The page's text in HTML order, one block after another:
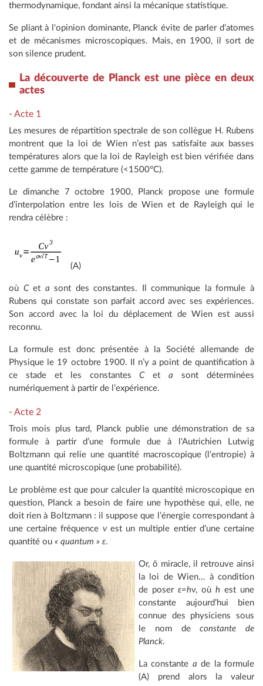
thermodynamique, fondant ainsi la mécanique statistique.
Se pliant à l'opinion dominante, Planck évite de parler d’atomes
et de mécanismes microscopiques. Mais, en 1900, il sort de
son silence prudent.
La découverte de Planck est une pièce en deux
actes
- Acte 1
Les mesures de répartition spectrale de son collègue H. Rubens
montrent que la loi de Wien n’est pas satisfaite aux basses
températures alors que la loi de Rayleigh est bien vérifiée dans
cette gamme de température (<1500°C).
Le dimanche 7 octobre 1900, Planck propose une formule
d’interpolation entre les lois de Wien et de Rayleigh qui le
rendra célèbre :
(A)
où Cet a sont des constantes. Il communique la formule à
Rubens qui constate son parfait accord avec ses expériences.
Son accord avec la loi du déplacement de Wien est aussi
reconnu.
La formule est donc présentée à la Société allemande de
Physique le 19 octobre 1900. Il n’y a point de quantification à
ce stade et les constantesCeta sont déterminées
numériquement à partir de l’expérience.
- Acte 2
Trois mois plus tard, Planck publie une démonstration de sa
formule à partir d’une formule due à l'Autrichien Lutwig
Boltzmann qui relie une quantité macroscopique (l’entropie) à
une quantité microscopique (une probabilité).
Le problème est que pour calculer la quantité microscopique en
question, Planck a besoin de faire une hypothèse qui, elle, ne
doit rien à Boltzmann : il suppose que l’énergie correspondant à
une certaine fréquence νest un multiple entier d’une certaine
quantité ou « quantum » ε.
Or, ô miracle, il retrouve ainsi
la loi de Wien… à condition
de poser ε=hν, où h est une
constante aujourd’hui bien
connue des physiciens sous
le nom deconstante de
Planck.
La constante a de la formule
(A) prend alors la valeur